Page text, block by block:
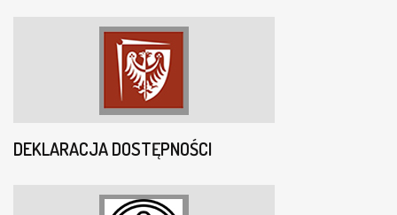
DEKLARACJA DOSTĘPNOŚCI